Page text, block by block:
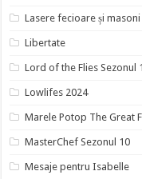
Lasere fecioare și
Libertate
Lord of the Flies Sezonul 1
Lowlifes 2024
Marele Potop The Great
MasterChef Sezonul 10
Mesaje pentru Isabelle